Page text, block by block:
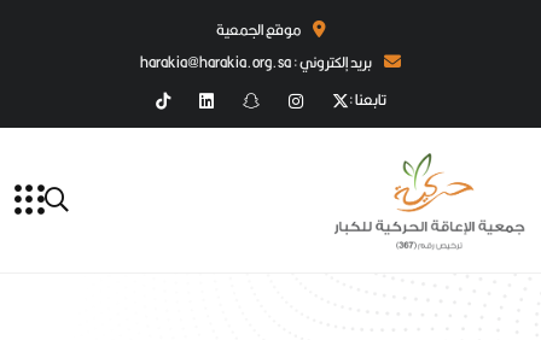
موقع الجمعية
بريد إلكتروني : harakia@harakia.org.sa
تابعنا :